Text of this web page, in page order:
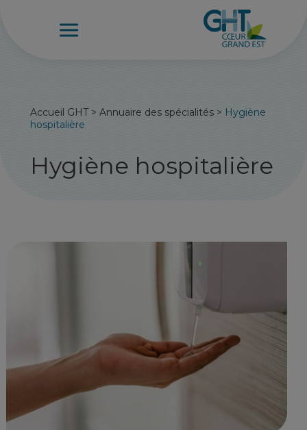
Accueil GHT>Annuaire des spécialités > Hygiène
hospitalière
Hygiène hospitalière